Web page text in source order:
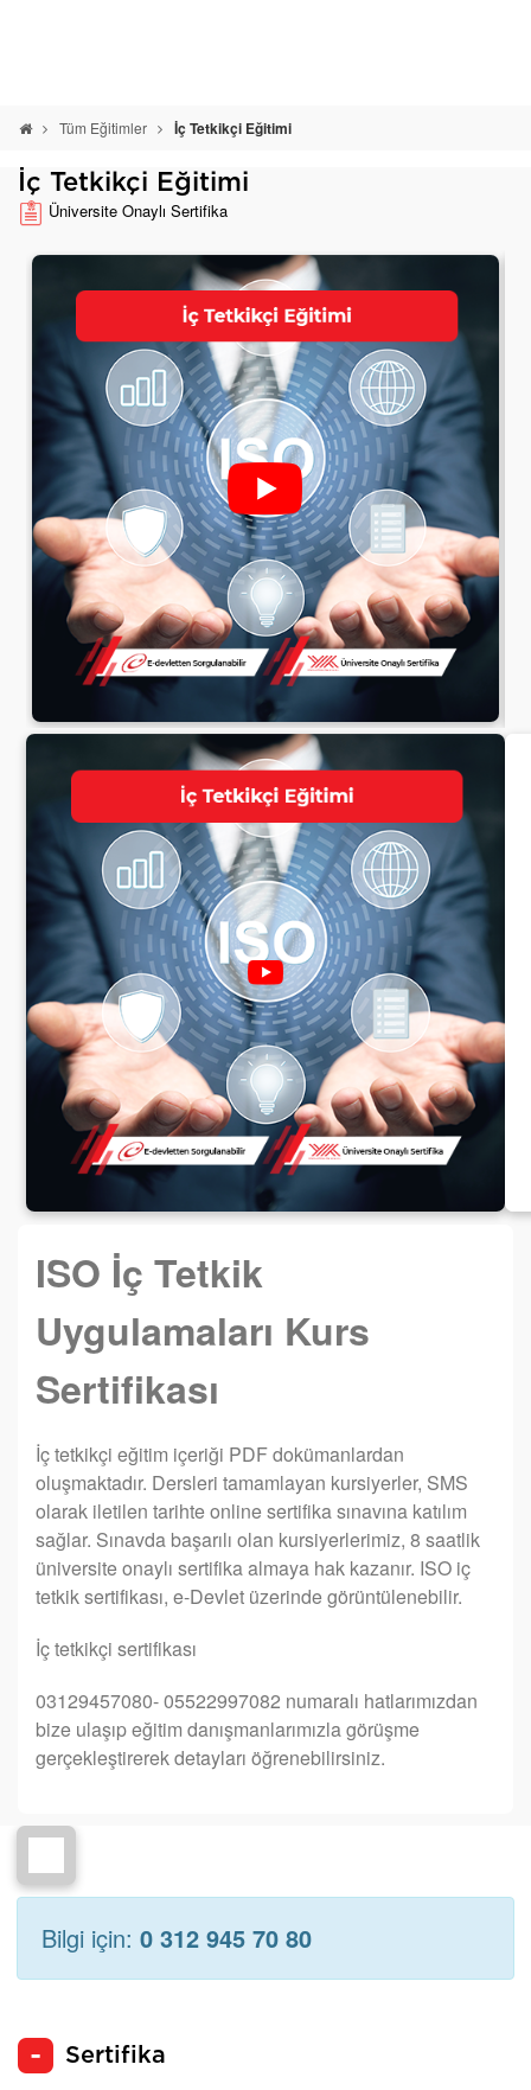
Tüm Eğitimler İç Tetkikçi Eğitimi
İç Tetkikçi Eğitimi
Üniversite Onaylı Sertifika
ISO İç Tetkik
Uygulamaları Kurs
Sertifikası
İç tetkikçi eğitim içeriği PDF dokümanlardan
oluşmaktadır. Dersleri tamamlayan kursiyerler, SMS
olarak iletilen tarihte online sertifika sınavına katılım
sağlar. Sınavda başarılı olan kursiyerlerimiz, 8 saatlik
üniversite onaylı sertifika almaya hak kazanır. ISO iç
tetkik sertifikası, e-Devlet üzerinde görüntülenebilir.
İç tetkikçi sertifikası
03129457080- 05522997082 numaralı hatlarımızdan
bize ulaşıp eğitim danışmanlarımızla görüşme
gerçekleştirerek detayları öğrenebilirsiniz.
Bilgi için: 0 312 945 70 80
Sertifika